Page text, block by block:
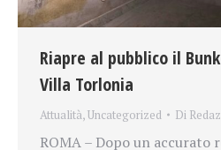
Riapre al pubblico il
Villa Torlonia
Attualità,Uncategorized Di
ROMA – Dopo un accurato